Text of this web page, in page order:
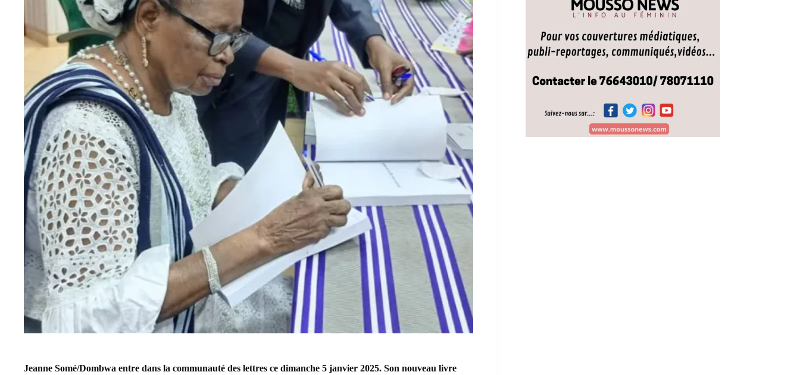
Jeanne Somé/Dombwa entre dans la communauté des lettres ce dimanche 5 janvier 2025. Son nouveau livre